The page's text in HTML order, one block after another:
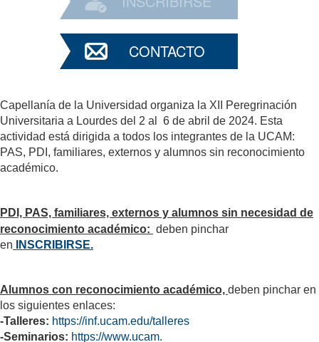
CONTACTO
Capellanía de la Universidad organiza la XII Peregrinación
Universitaria a Lourdes del 2 al 6 de abril de 2024. Esta
actividad está dirigida a todos los integrantes de la UCAM:
PAS, PDI, familiares, externos y alumnos sin reconocimiento
académico.
PDI, PAS, familiares, externos y alumnos sin necesidad de
reconocimiento académico: deben pinchar
en
INSCRIBIRSE.
Alumnos con reconocimiento académico, deben pinchar en
los siguientes enlaces:
-Talleres: https://inf.ucam.edu/talleres
-Seminarios: https://www.ucam.